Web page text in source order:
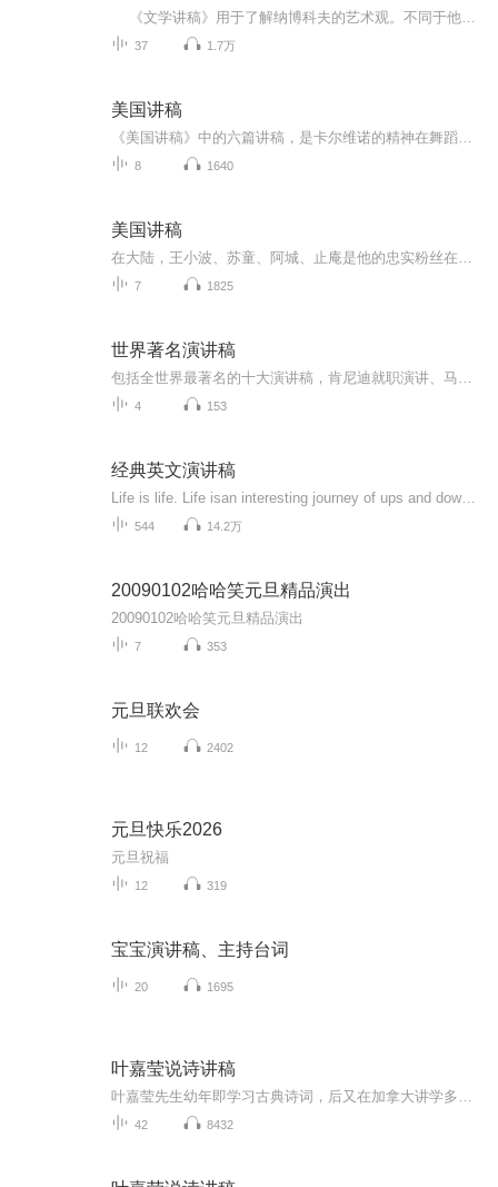
37 1.7万
美国讲稿
8 1640
美国讲稿
7 1825
世界著名演讲稿
4 153
经典英文演讲稿
Life is life. Life isan interesting journey of ups and downs. But how the journey ends,is up to youtoday. You see, when you fall down, you feel like giving up. When times gettough, it is not the end.
544 14.2万
20090102哈哈笑元旦精品演出
20090102哈哈笑元旦精品演出
7 353
元旦联欢会
12 2402
元旦快乐2026
元旦祝福
12 319
宝宝演讲稿、主持台词
20 1695
叶嘉莹说诗讲稿
42 8432